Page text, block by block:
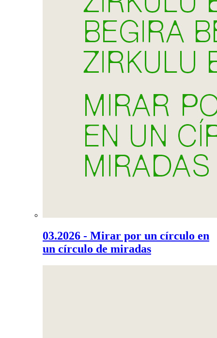
03.2026 - Mirar por un círculo en
un círculo de miradas